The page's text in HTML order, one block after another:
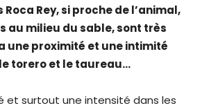
Roca Rey, si proche de l’animal,
au milieu du sable, sont très
une proximité et une intimité
torero et le taureau…
et surtout une intensité dans les